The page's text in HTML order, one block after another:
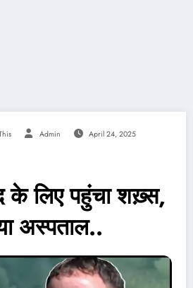
Admin April 24, 2025
के लिए पहुंचा शख़्स,
अस्पताल..